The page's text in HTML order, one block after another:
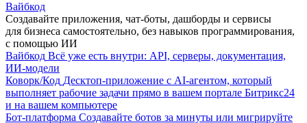
Вайбкод
Создавайте приложения, чат-боты, дашборды и сервисы
для бизнеса самостоятельно, без навыков программирования,
с помощью ИИ
Вайбкод Всё уже есть внутри: API, серверы, документация,
ИИ-модели
Коворк/Код Десктоп-приложение с AI-агентом, который
выполняет рабочие задачи прямо в вашем портале Битрикс24
и на вашем компьютере
Бот-платформа Создавайте ботов за минуты или мигрируйте